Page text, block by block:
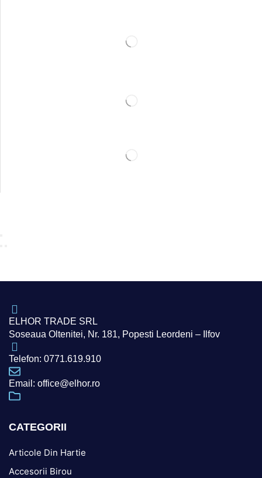
ELHOR TRADE SRL
Soseaua Oltenitei, Nr. 181, Popesti Leordeni – Ilfov
Telefon: 0771.619.910
Email: office@elhor.ro
CATEGORII
Articole Din Hartie
Accesorii Birou